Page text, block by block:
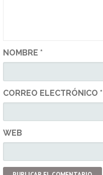
NOMBRE*
CORREO ELECTRÓNICO*
WEB